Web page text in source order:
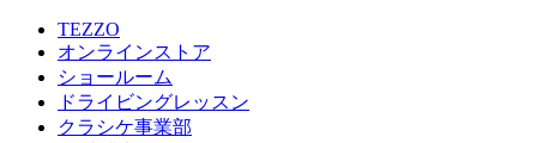
TEZZO
オンラインストア
ショールーム
ドライビングレッスン
クラシケ事業部